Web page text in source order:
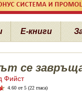
Е-книги
се
Фийст
4.60 от 5 (22 гласа)